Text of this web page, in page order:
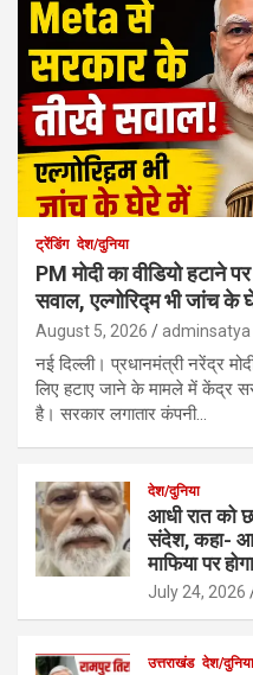
ट्रेंडिंग देश/दुनिया
PM मोदी का वीडियो
सवाल, एल्गोरिद्म भी जांच के
August 5, 2026 adminsatya
नई दिल्ली। प्रधानमंत्री नरेंद्र
लिए हटाए जाने के मामले में केंद्र
है। सरकार लगातार कंपनी…
देश/दुनिया
आधी रात को
संदेश, कहा-
माफिया पर
July 24, 2026
उत्तराखंड देश/दुनिया